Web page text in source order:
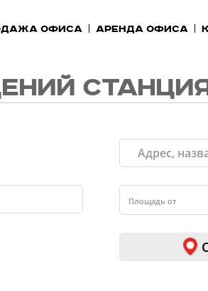
офиса Аренда офиса